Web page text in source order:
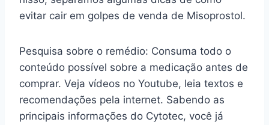
evitar cair em golpes de venda de Misoprostol.
Pesquisa sobre o remédio: Consuma todo o
conteúdo possível sobre a medicação antes de
comprar. Veja vídeos no Youtube, leia textos e
recomendações pela internet. Sabendo as
principais informações do Cytotec, você já